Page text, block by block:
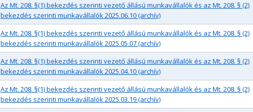
Az Mt. 208. §(1) bekezdés szerinti vezető állású munkavállalók és az Mt. 208. § (2)
bekezdés szerinti munkavállalók 2025.06.10 (archív)
Az Mt. 208. §(1) bekezdés szerinti vezető állású munkavállalók és az Mt. 208. § (2)
bekezdés szerinti munkavállalók 2025.05.07 (archív)
Az Mt. 208. §(1) bekezdés szerinti vezető állású munkavállalók és az Mt. 208. § (2)
bekezdés szerinti munkavállalók 2025.04.10 (archív)
Az Mt. 208. §(1) bekezdés szerinti vezető állású munkavállalók és az Mt. 208. § (2)
bekezdés szerinti munkavállalók 2025.03.19 (archív)